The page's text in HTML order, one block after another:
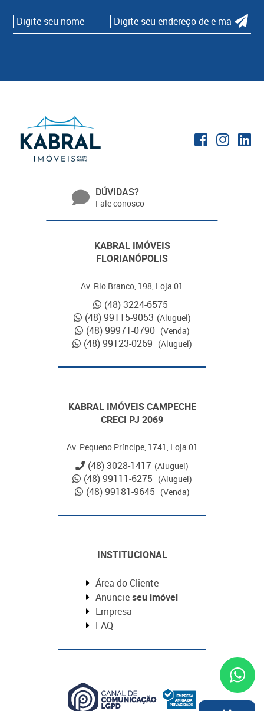
DÚVIDAS?
Fale conosco
KABRAL IMÓVEIS
FLORIANÓPOLIS
Av. Rio Branco, 198, Loja 01
(48) 3224-6575
(48) 99115-9053 (Aluguel)
(48) 99971-0790 (Venda)
(48) 99123-0269 (Aluguel)
KABRAL IMÓVEIS CAMPECHE
CRECI PJ 2069
Av. Pequeno Príncipe, 1741, Loja 01
(48) 3028-1417 (Aluguel)
(48) 99111-6275 (Aluguel)
(48) 99181-9645 (Venda)
INSTITUCIONAL
Área do Cliente
Anuncieseu imóvel
Empresa
FAQ